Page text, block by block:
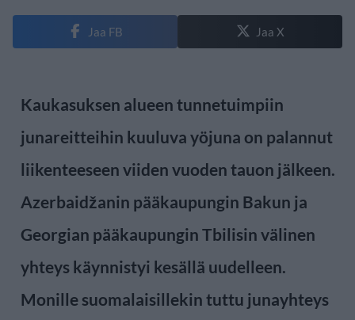
Jaa FB Jaa X
Kaukasuksen alueen tunnetuimpiin
junareitteihin kuuluva yöjuna on palannut
liikenteeseen viiden vuoden tauon jälkeen.
Azerbaidžanin pääkaupungin Bakun ja
Georgian pääkaupungin Tbilisin välinen
yhteys käynnistyi kesällä uudelleen.
Monille suomalaisillekin tuttu junayhteys